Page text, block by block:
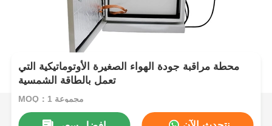
محطة مراقبة جودة الهواء الصغيرة الأوتوماتيكية التي
تعمل بالطاقة الشمسية
MOQ：1 مجموعة